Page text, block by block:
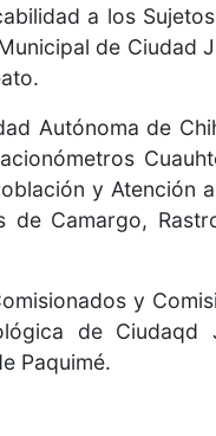
a los
de Ciudad
Autónoma de
y Atención
de Camargo,
y
de
Paquimé.